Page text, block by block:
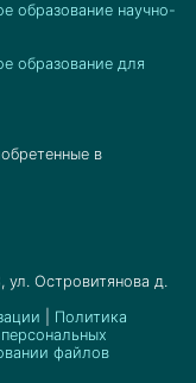
образование научно-
образование для
в
ул. Островитянова д.
Политика
файлов